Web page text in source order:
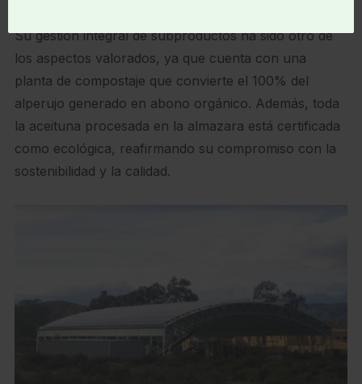
Su gestión integral de subproductos ha sido otro de
los aspectos valorados, ya que cuenta con una
planta de compostaje que convierte el 100% del
alperujo generado en abono orgánico. Además, toda
la aceituna procesada en la almazara está certificada
como ecológica, reafirmando su compromiso con la
sostenibilidad y la calidad.